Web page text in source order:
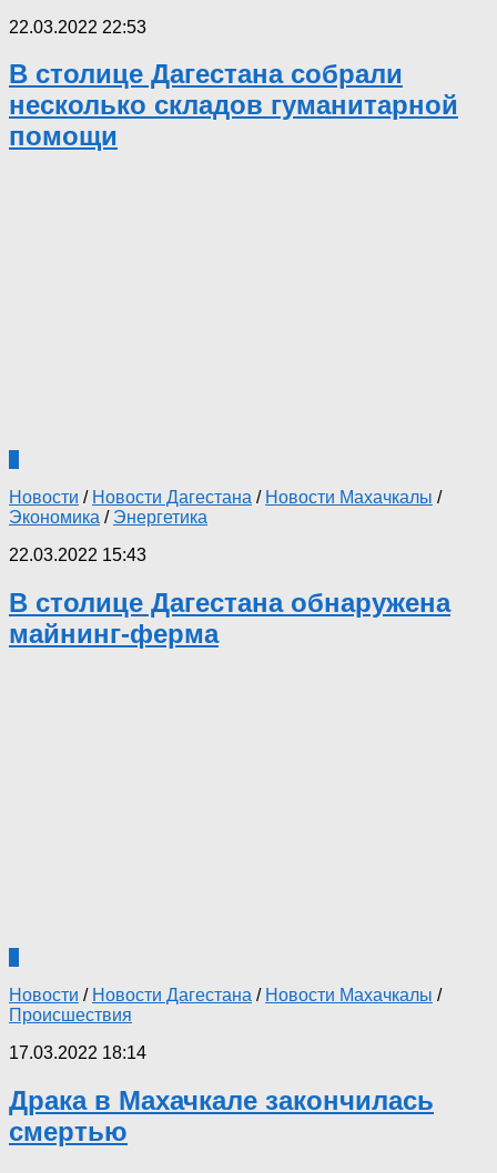
22.03.2022 22:53
В столице Дагестана собрали
несколько складов гуманитарной
помощи
Новости / Новости Дагестана / Новости Махачкалы /
Экономика / Энергетика
22.03.2022 15:43
В столице Дагестана обнаружена
майнинг-ферма
Новости / Новости Дагестана / Новости Махачкалы /
Происшествия
17.03.2022 18:14
Драка в Махачкале закончилась
смертью